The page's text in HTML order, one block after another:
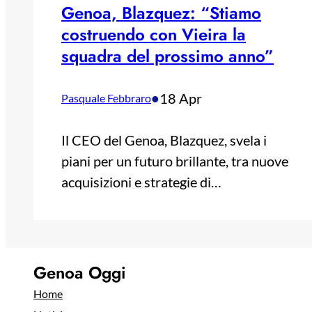
Genoa, Blazquez: “Stiamo
costruendo con Vieira la
squadra del prossimo anno”
Pasquale Febbraro•18 Apr
Il CEO del Genoa, Blazquez, svela i
piani per un futuro brillante, tra nuove
acquisizioni e strategie di…
Genoa Oggi
Home